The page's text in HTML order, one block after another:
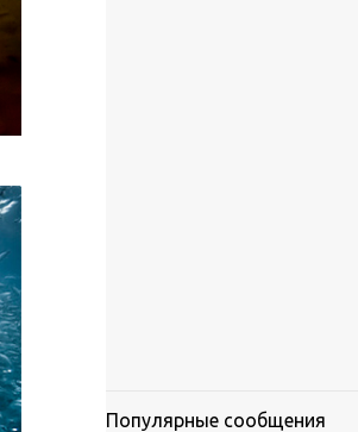
Популярные сообщения